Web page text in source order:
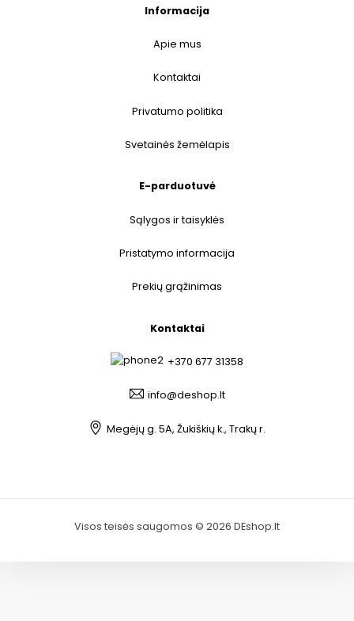
Informacija
Apie mus
Kontaktai
Privatumo politika
Svetainės žemėlapis
E-parduotuvė
Sąlygos ir taisyklės
Pristatymo informacija
Prekių grąžinimas
Kontaktai
+370 677 31358
info@deshop.lt
Megėjų g. 5A, Žukiškių k., Trakų r.
Visos teisės saugomos © 2026 DEshop.lt